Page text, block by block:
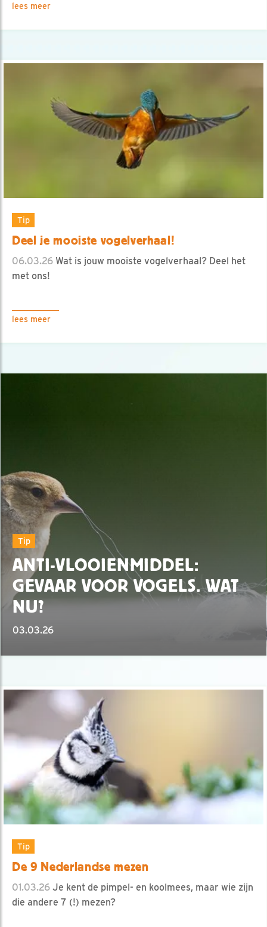
lees meer
Tip
Deel je mooiste vogelverhaal!
06.03.26 Wat is jouw mooiste vogelverhaal? Deel het
met ons!
lees meer
Tip
ANTI-VLOOIENMIDDEL:
GEVAAR VOOR VOGELS. WAT
NU?
03.03.26
Tip
De 9 Nederlandse mezen
01.03.26 Je kent de pimpel- en koolmees, maar wie zijn
die andere 7 (!) mezen?